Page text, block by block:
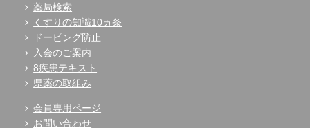
薬局検索
くすりの知識10ヵ条
ドーピング防止
入会のご案内
8疾患テキスト
県薬の取組み
会員専用ページ
お問い合わせ